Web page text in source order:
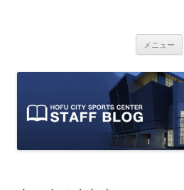
ログ
ャルブログ
メニュー